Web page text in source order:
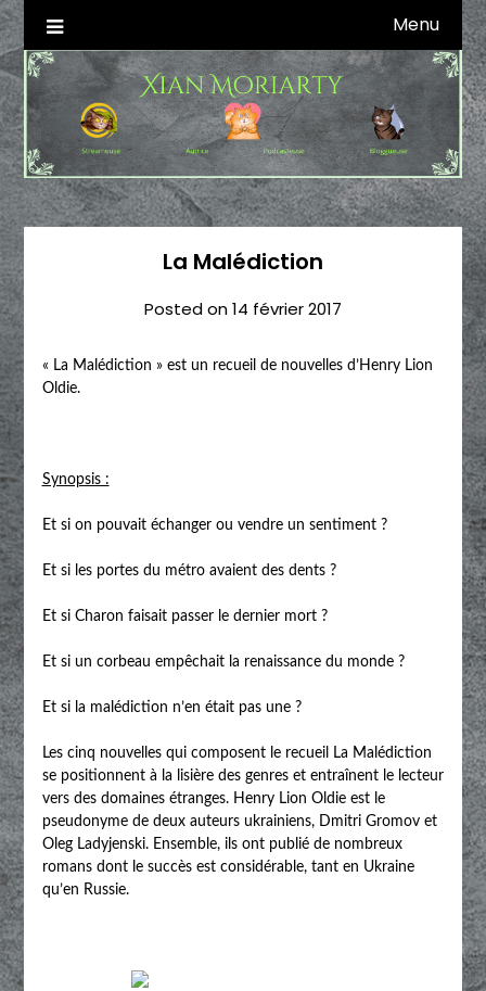
Skip
to
content
Xian Moriarty
Autrice SFFF & Blogueuse & Streameuse Menu
La Malédiction
Posted on14 février 2017
« La Malédiction » est un recueil de nouvelles d’Henry Lion
Oldie.
Synopsis :
Et si on pouvait échanger ou vendre un sentiment ?
Et si les portes du métro avaient des dents ?
Et si Charon faisait passer le dernier mort ?
Et si un corbeau empêchait la renaissance du monde ?
Et si la malédiction n’en était pas une ?
Les cinq nouvelles qui composent le recueil La Malédiction
se positionnent à la lisière des genres et entraînent le lecteur
vers des domaines étranges. Henry Lion Oldie est le
pseudonyme de deux auteurs ukrainiens, Dmitri Gromov et
Oleg Ladyjenski. Ensemble, ils ont publié de nombreux
romans dont le succès est considérable, tant en Ukraine
qu’en Russie.